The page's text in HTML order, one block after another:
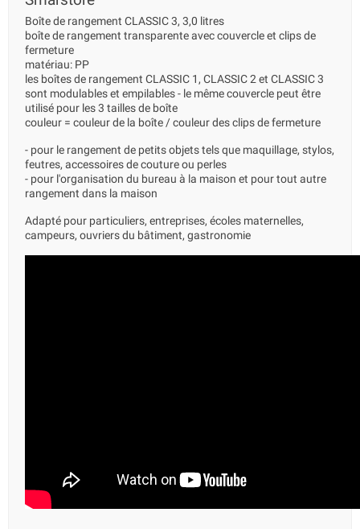
Boîte de rangement CLASSIC 3, 3,0 litres
boîte de rangement transparente avec couvercle et clips de
fermeture
matériau: PP
les boîtes de rangement CLASSIC 1, CLASSIC 2 et CLASSIC 3
sont modulables et empilables - le même couvercle peut être
utilisé pour les 3 tailles de boîte
couleur = couleur de la boîte / couleur des clips de fermeture
- pour le rangement de petits objets tels que maquillage, stylos,
feutres, accessoires de couture ou perles
- pour l'organisation du bureau à la maison et pour tout autre
rangement dans la maison
Adapté pour particuliers, entreprises, écoles maternelles,
campeurs, ouvriers du bâtiment, gastronomie